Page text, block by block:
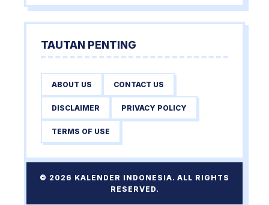
TAUTAN PENTING
ABOUT US CONTACT US
DISCLAIMER PRIVACY POLICY
TERMS OF USE
© 2026 KALENDER INDONESIA. ALL RIGHTS
RESERVED.